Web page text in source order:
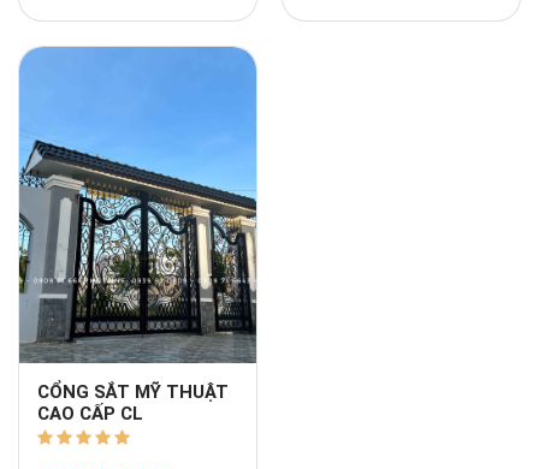
CỔNG SẮT MỸ THUẬT
CAO CẤP CL